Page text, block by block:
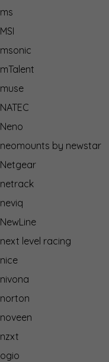
ms
MSI
msonic
mTalent
muse
NATEC
Neno
neomounts by newstar
Netgear
netrack
neviq
NewLine
next level racing
nice
nivona
norton
noveen
nzxt
ogio